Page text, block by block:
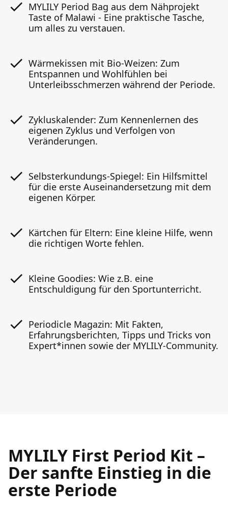
MYLILY Period Bag aus dem Nähprojekt
Taste of Malawi - Eine praktische Tasche,
um alles zu verstauen.
Wärmekissen mit Bio-Weizen: Zum
Entspannen und Wohlfühlen bei
Unterleibsschmerzen während der Periode.
Zykluskalender: Zum Kennenlernen des
eigenen Zyklus und Verfolgen von
Veränderungen.
Selbsterkundungs-Spiegel: Ein Hilfsmittel
für die erste Auseinandersetzung mit dem
eigenen Körper.
Kärtchen für Eltern: Eine kleine Hilfe, wenn
die richtigen Worte fehlen.
Kleine Goodies: Wie z.B. eine
Entschuldigung für den Sportunterricht.
Periodicle Magazin: Mit Fakten,
Erfahrungsberichten, Tipps und Tricks von
Expert*innen sowie der MYLILY-Community.
MYLILY First Period Kit –
Der sanfte Einstieg in die
erste Periode